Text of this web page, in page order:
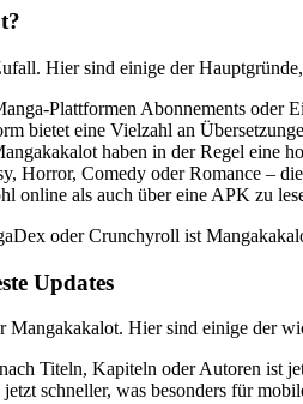
Hier sind einige der
Plattformen Abonnements oder
bietet eine Vielzahl an
haben in der Regel eine
Horror, Comedy oder Romance –
online als auch über eine APK zu
oder Crunchyroll ist
Updates
Mangakakalot. Hier sind einige der
Titeln, Kapiteln oder Autoren ist
jetzt schneller, was besonders für